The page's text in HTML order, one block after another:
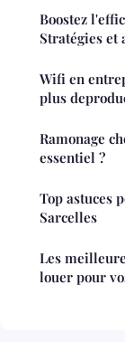
Boostez
Stratégies et
Wifi en
plus
Ramonage
essentiel ?
Top astuces
Sarcelles
Les
louer pour